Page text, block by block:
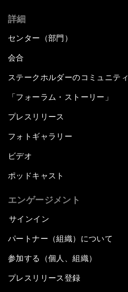
詳細
センター（部門）
会合
ステークホルダーのコミュニティ
「フォーラム・ストーリー」
プレスリリース
フォトギャラリー
ビデオ
ポッドキャスト
エンゲージメント
サインイン
パートナー（組織）について
参加する（個人、組織）
プレスリリース登録